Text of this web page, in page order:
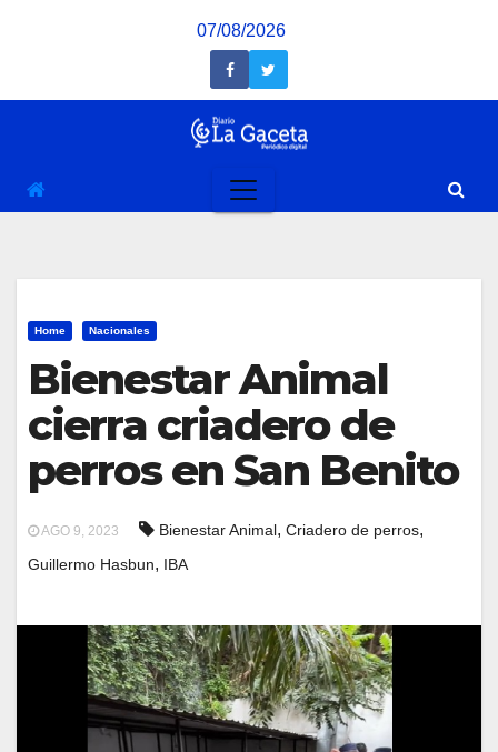
07/08/2026
Home Nacionales
Bienestar Animal
cierra criadero de
perros en San Benito
AGO 9, 2023 Bienestar Animal, Criadero de perros,
Guillermo Hasbun, IBA